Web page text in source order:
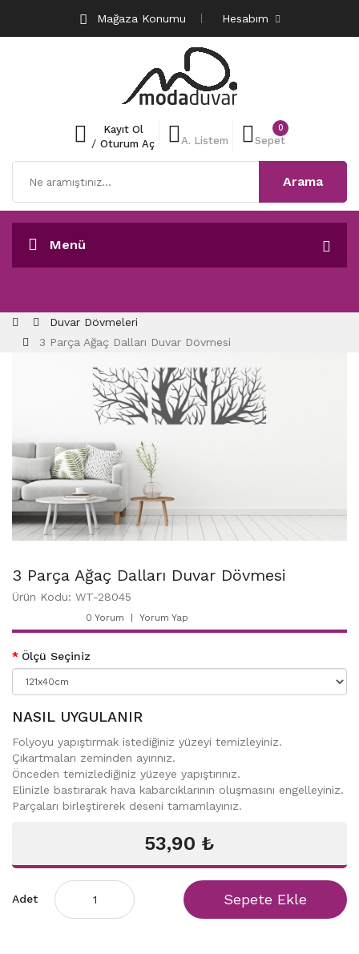
Mağaza Konumu Hesabım
Kayıt Ol
/ Oturum Aç A. Listem
0
Sepet
Arama
Menü
Duvar Dövmeleri
3 Parça Ağaç Dalları Duvar Dövmesi
3 Parça Ağaç Dalları Duvar Dövmesi
Ürün Kodu: WT-28045
0 Yorum Yorum Yap
Ölçü Seçiniz
NASIL UYGULANIR
Folyoyu yapıştırmak istediğiniz yüzeyi temizleyiniz.
Çıkartmaları zeminden ayırınız.
Önceden temizlediğiniz yüzeye yapıştırınız.
Elinizle bastırarak hava kabarcıklarının oluşmasını engelleyiniz.
Parçaları birleştirerek deseni tamamlayınız.
53,90 ₺
Adet Sepete Ekle